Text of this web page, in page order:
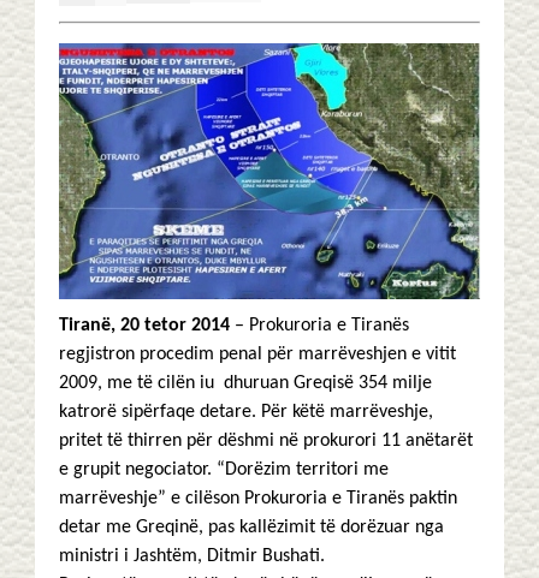
Tiranë, 20 tetor 2014 – Prokuroria e Tiranës
regjistron procedim penal për marrëveshjen e vitit
2009, me të cilën iu dhuruan Greqisë 354 milje
katrorë sipërfaqe detare. Për këtë marrëveshje,
pritet të thirren për dëshmi në prokurori 11 anëtarët
e grupit negociator. “Dorëzim territori me
marrëveshje” e cilëson Prokuroria e Tiranës paktin
detar me Greqinë, pas kallëzimit të dorëzuar nga
ministri i Jashtëm, Ditmir Bushati.